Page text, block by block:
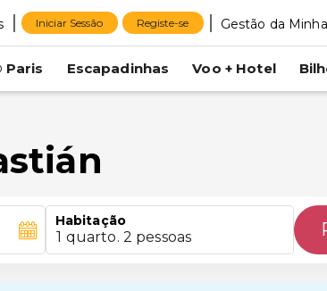
Iniciar Sessão Registe-se Gestão da
Paris Escapadinhas Voo + Hotel
Habitação
1 quarto. 2 pessoas